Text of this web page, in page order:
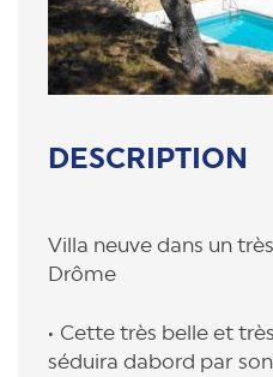
DESCRIPTION
Villa neuve dans un
Drôme
Cette très belle et
séduira dabord par